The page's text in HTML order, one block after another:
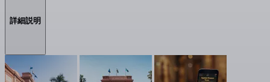
詳細説明